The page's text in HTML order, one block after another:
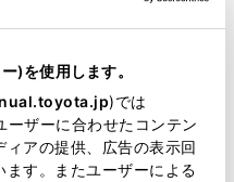
)を使用します。
)では
ザーに合わせたコンテン
アの提供、広告の表示回
す。またユーザーによる